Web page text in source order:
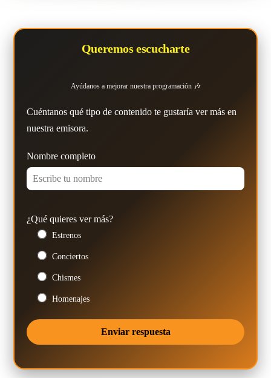
Queremos escucharte
Ayúdanos a mejorar nuestra programación 🎶
Cuéntanos qué tipo de contenido te gustaría ver más en
nuestra emisora.
Nombre completo
¿Qué quieres ver más?
Estrenos
Conciertos
Chismes
Homenajes